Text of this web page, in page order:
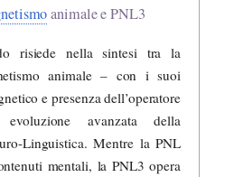
animale e PNL3
risiede nella sintesi tra la
animale – con i suoi
e presenza dell’operatore
avanzata della
Linguistica. Mentre la PNL
mentali, la PNL3 opera